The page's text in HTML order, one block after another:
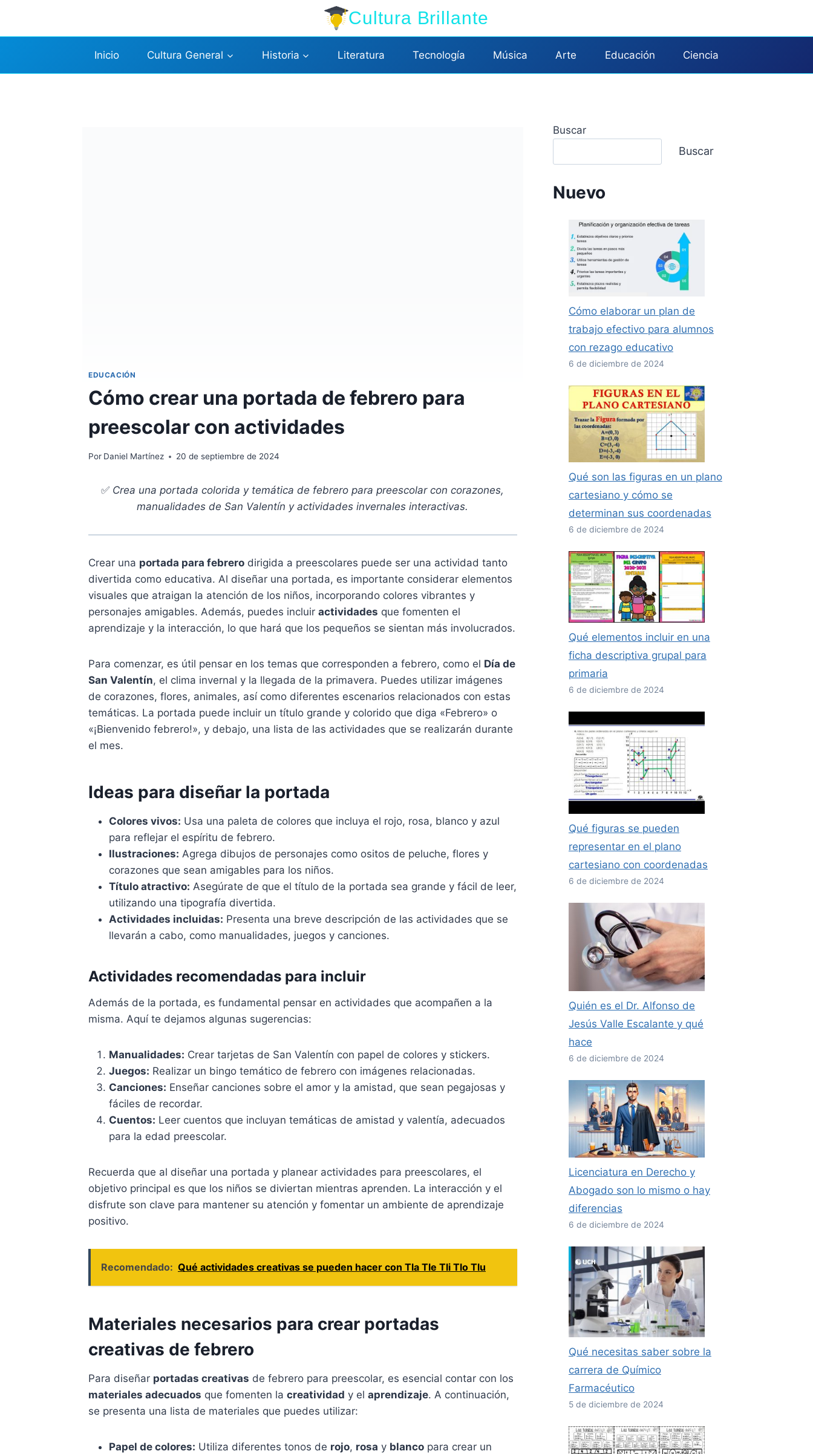
contenido
Cultura Brillante
Inicio Cultura General Historia Literatura Tecnología Música Arte Educación Ciencia
EDUCACIÓN
Cómo crear una portada de febrero para
preescolar con actividades
Por Daniel Martínez 20 de septiembre de 2024
✅ Crea una portada colorida y temática de febrero para preescolar con corazones,
manualidades de San Valentín y actividades invernales interactivas.
Crear una portada para febrero dirigida a preescolares puede ser una actividad tanto
divertida como educativa. Al diseñar una portada, es importante considerar elementos
visuales que atraigan la atención de los niños, incorporando colores vibrantes y
personajes amigables. Además, puedes incluir actividades que fomenten el
aprendizaje y la interacción, lo que hará que los pequeños se sientan más involucrados.
Para comenzar, es útil pensar en los temas que corresponden a febrero, como el Día de
San Valentín, el clima invernal y la llegada de la primavera. Puedes utilizar imágenes
de corazones, flores, animales, así como diferentes escenarios relacionados con estas
temáticas. La portada puede incluir un título grande y colorido que diga «Febrero» o
«¡Bienvenido febrero!», y debajo, una lista de las actividades que se realizarán durante
el mes.
Ideas para diseñar la portada
Colores vivos: Usa una paleta de colores que incluya el rojo, rosa, blanco y azul
para reflejar el espíritu de febrero.
Ilustraciones: Agrega dibujos de personajes como ositos de peluche, flores y
corazones que sean amigables para los niños.
Título atractivo: Asegúrate de que el título de la portada sea grande y fácil de leer,
utilizando una tipografía divertida.
Actividades incluidas: Presenta una breve descripción de las actividades que se
llevarán a cabo, como manualidades, juegos y canciones.
Actividades recomendadas para incluir
Además de la portada, es fundamental pensar en actividades que acompañen a la
misma. Aquí te dejamos algunas sugerencias:
Manualidades: Crear tarjetas de San Valentín con papel de colores y stickers.
Juegos: Realizar un bingo temático de febrero con imágenes relacionadas.
Canciones: Enseñar canciones sobre el amor y la amistad, que sean pegajosas y
fáciles de recordar.
Cuentos: Leer cuentos que incluyan temáticas de amistad y valentía, adecuados
para la edad preescolar.
Recuerda que al diseñar una portada y planear actividades para preescolares, el
objetivo principal es que los niños se diviertan mientras aprenden. La interacción y el
disfrute son clave para mantener su atención y fomentar un ambiente de aprendizaje
positivo.
Recomendado: Qué actividades creativas se pueden hacer con Tla Tle Tli Tlo Tlu
Materiales necesarios para crear portadas
creativas de febrero
Para diseñar portadas creativas de febrero para preescolar, es esencial contar con los
materiales adecuados que fomenten la creatividad y el aprendizaje. A continuación,
se presenta una lista de materiales que puedes utilizar:
Papel de colores: Utiliza diferentes tonos de rojo, rosa y blanco para crear un
Buscar
Buscar
Nuevo
Cómo elaborar un plan de
trabajo efectivo para alumnos
con rezago educativo
6 de diciembre de 2024
Qué son las figuras en un plano
cartesiano y cómo se
determinan sus coordenadas
6 de diciembre de 2024
Qué elementos incluir en una
ficha descriptiva grupal para
primaria
6 de diciembre de 2024
Qué figuras se pueden
representar en el plano
cartesiano con coordenadas
6 de diciembre de 2024
Quién es el Dr. Alfonso de
Jesús Valle Escalante y qué
hace
6 de diciembre de 2024
Licenciatura en Derecho y
Abogado son lo mismo o hay
diferencias
6 de diciembre de 2024
Qué necesitas saber sobre la
carrera de Químico
Farmacéutico
5 de diciembre de 2024